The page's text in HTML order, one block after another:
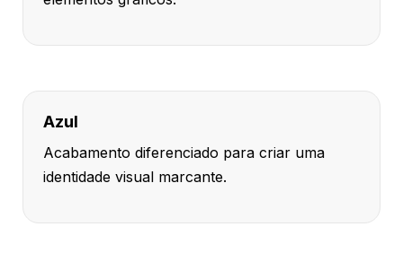
Azul
Acabamento diferenciado para criar uma
identidade visual marcante.